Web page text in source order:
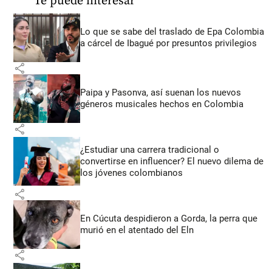
Lo que se sabe del traslado de Epa Colombia
a cárcel de Ibagué por presuntos privilegios
share
Paipa y Pasonva, así suenan los nuevos
géneros musicales hechos en Colombia
share
¿Estudiar una carrera tradicional o
convertirse en influencer? El nuevo dilema de
los jóvenes colombianos
share
En Cúcuta despidieron a Gorda, la perra que
murió en el atentado del Eln
share